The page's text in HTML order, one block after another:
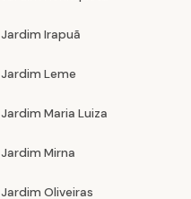
Jardim Irapuã
Jardim Leme
Jardim Maria Luiza
Jardim Mirna
Jardim Oliveiras